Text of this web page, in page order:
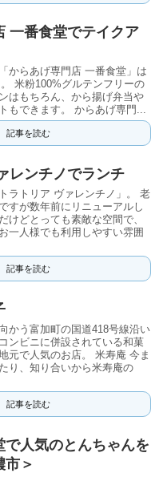
一番食堂でテイクア
からあげ専門店 一番食堂」は
米粉100%グルテンフリーの
はもちろん、から揚げ弁当や
もできます。 からあげ専門...
記事を読む
レンチノでランチ
ラトリア ヴァレンチノ」。 老
すが数年前にリニューアルし
けどとっても素敵な空間で、
一人様でも利用しやすい雰囲
記事を読む
かう富加町の国道418号線沿い
ンビニに併設されている和菓
元で人気のお店。 米寿庵 今ま
り、知り合いから米寿庵の
記事を読む
で人気のとんちゃんを
市＞